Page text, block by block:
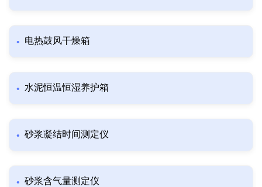
电热鼓风干燥箱
水泥恒温恒湿养护箱
砂浆凝结时间测定仪
砂浆含气量测定仪